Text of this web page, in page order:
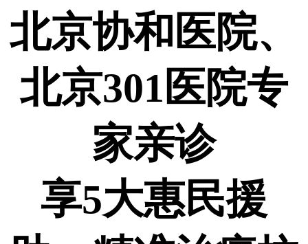
北京协和医院、
北京301医院专
家亲诊
享5大惠民援